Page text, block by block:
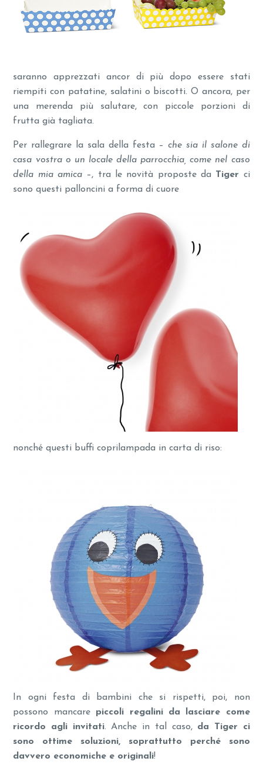
saranno apprezzati ancor di più dopo essere stati
riempiti con patatine, salatini o biscotti. O ancora, per
una merenda più salutare, con piccole porzioni di
frutta già tagliata.
Per rallegrare la sala della festa –che sia il salone di
casa vostra o un locale della parrocchia, come nel caso
della mia amica –, tra le novità proposte da Tiger ci
sono questi palloncini a forma di cuore
nonché questi buffi coprilampada in carta di riso:
In ogni festa di bambini che si rispetti, poi, non
possono mancare piccoli regalini da lasciare come
ricordo agli invitati. Anche in tal caso, da Tiger ci
sono ottime soluzioni, soprattutto perché sono
davvero economiche e originali!